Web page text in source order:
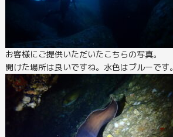
お客様にご提供いただいたこちらの写真。
開けた場所は良いですね。水色はブルーです。